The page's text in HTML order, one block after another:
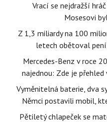
Vrací se nejdražší
Mosesovi
Z 1,3 miliardy na 100
letech obětoval
Mercedes-Benz v roce
najednou: Zde je přehled
Vyměnitelná baterie, dva
Němci postavili mobil,
Pětiletý chlapeček se